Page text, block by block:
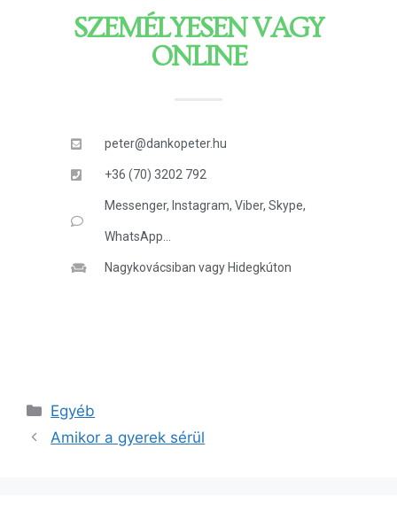
SZEMÉLYESEN VAGY
ONLINE
peter@dankopeter.hu
+36 (70) 3202 792
Messenger, Instagram, Viber, Skype,
WhatsApp...
Nagykovácsiban vagy Hidegkúton
Egyéb
Amikor a gyerek sérül